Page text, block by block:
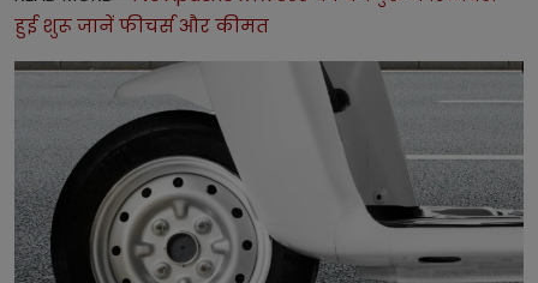
हुई शुरू जानें फीचर्स और कीमत